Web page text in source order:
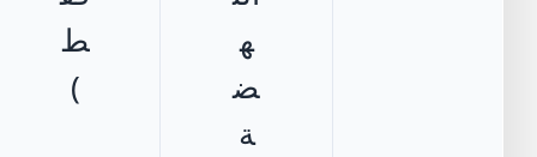
ه
ض
ة
ط
)